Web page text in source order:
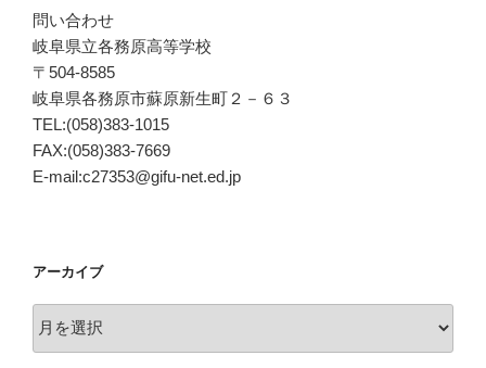
問い合わせ
岐阜県立各務原高等学校
〒504-8585
岐阜県各務原市蘇原新生町２－６３
TEL:(058)383-1015
FAX:(058)383-7669
E-mail:c27353@gifu-net.ed.jp
アーカイブ
ー